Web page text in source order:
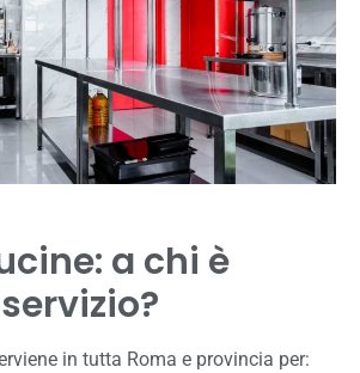
a chi è
in tutta Roma e provincia per: